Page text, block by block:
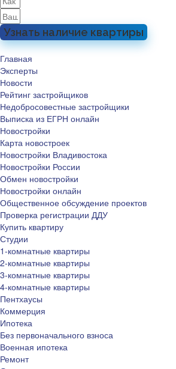
Узнать наличие квартиры
Главная
Эксперты
Новости
Рейтинг застройщиков
Недобросовестные застройщики
Выписка из ЕГРН онлайн
Новостройки
Карта новостроек
Новостройки Владивостока
Новостройки России
Обмен новостройки
Новостройки онлайн
Общественное обсуждение проектов
Проверка регистрации ДДУ
Купить квартиру
Студии
1-комнатные квартиры
2-комнатные квартиры
3-комнатные квартиры
4-комнатные квартиры
Пентхаусы
Коммерция
Ипотека
Без первоначального взноса
Военная ипотека
Ремонт